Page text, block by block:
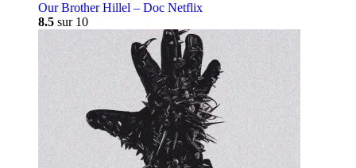
Our Brother Hillel – Doc Netflix
8.5 sur 10